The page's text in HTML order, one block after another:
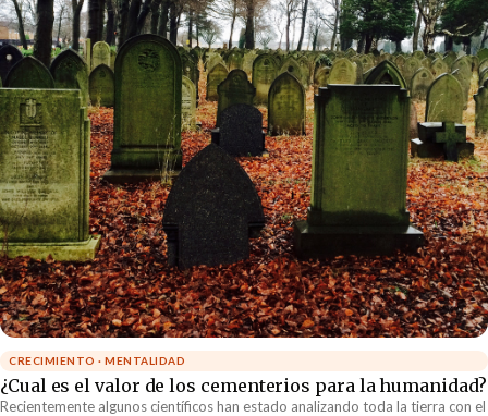
CRECIMIENTO · MENTALIDAD
¿Cual es el valor de los cementerios para la humanidad?
Recientemente algunos científicos han estado analizando toda la tierra con el